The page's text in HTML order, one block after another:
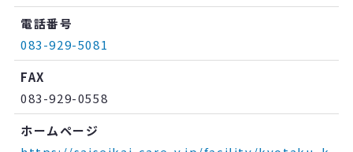
電話番号
083-929-5081
FAX
083-929-0558
ホームページ